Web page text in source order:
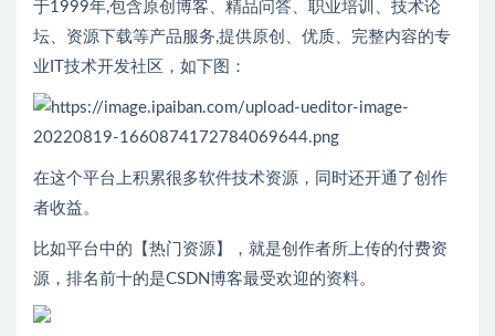
于1999年,包含原创博客、精品问答、职业培训、技术论
坛、资源下载等产品服务,提供原创、优质、完整内容的专
业IT技术开发社区，如下图：
在这个平台上积累很多软件技术资源，同时还开通了创作
者收益。
比如平台中的【热门资源】，就是创作者所上传的付费资
源，排名前十的是CSDN博客最受欢迎的资料。